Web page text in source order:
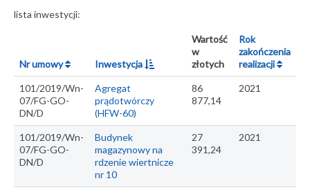
lista inwestycji:
Nr umowy Inwestycja
Wartość
w
złotych
Rok
zakończenia
realizacji
101/2019/Wn-
07/FG-GO-
DN/D
Agregat
prądotwórczy
(HFW-60)
86
877,14
2021
101/2019/Wn-
07/FG-GO-
DN/D
Budynek
magazynowy na
rdzenie wiertnicze
nr 10
27
391,24
2021